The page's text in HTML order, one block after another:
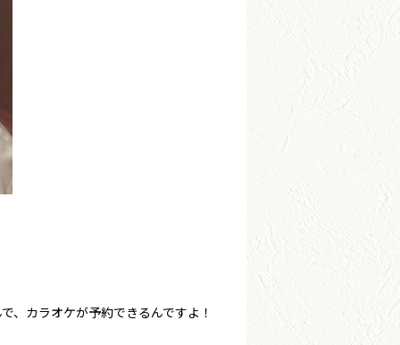
、カラオケが予約できるんですよ！